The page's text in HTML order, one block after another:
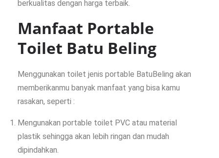
berkualitas dengan harga terbaik.
Manfaat Portable
Toilet Batu Beling
Menggunakan toilet jenis portable BatuBeling akan
memberikanmu banyak manfaat yang bisa kamu
rasakan, seperti :
Mengunakan portable toilet PVC atau material
plastik sehingga akan lebih ringan dan mudah
dipindahkan.